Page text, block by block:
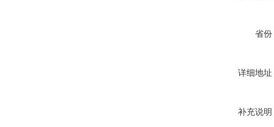
省份
详细地址
补充说明